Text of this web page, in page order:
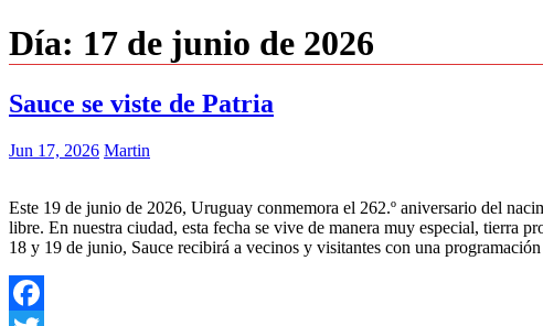
Día: 17 de junio de 2026
Sauce se viste de Patria
Jun 17, 2026 Martin
Este 19 de junio de 2026, Uruguay conmemora el 262.º aniversario del
libre. En nuestra ciudad, esta fecha se vive de manera muy especial, tierra
18 y 19 de junio, Sauce recibirá a vecinos y visitantes con una